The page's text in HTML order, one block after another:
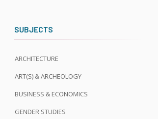
SUBJECTS
ARCHITECTURE
ART(S) & ARCHEOLOGY
BUSINESS & ECONOMICS
GENDER STUDIES